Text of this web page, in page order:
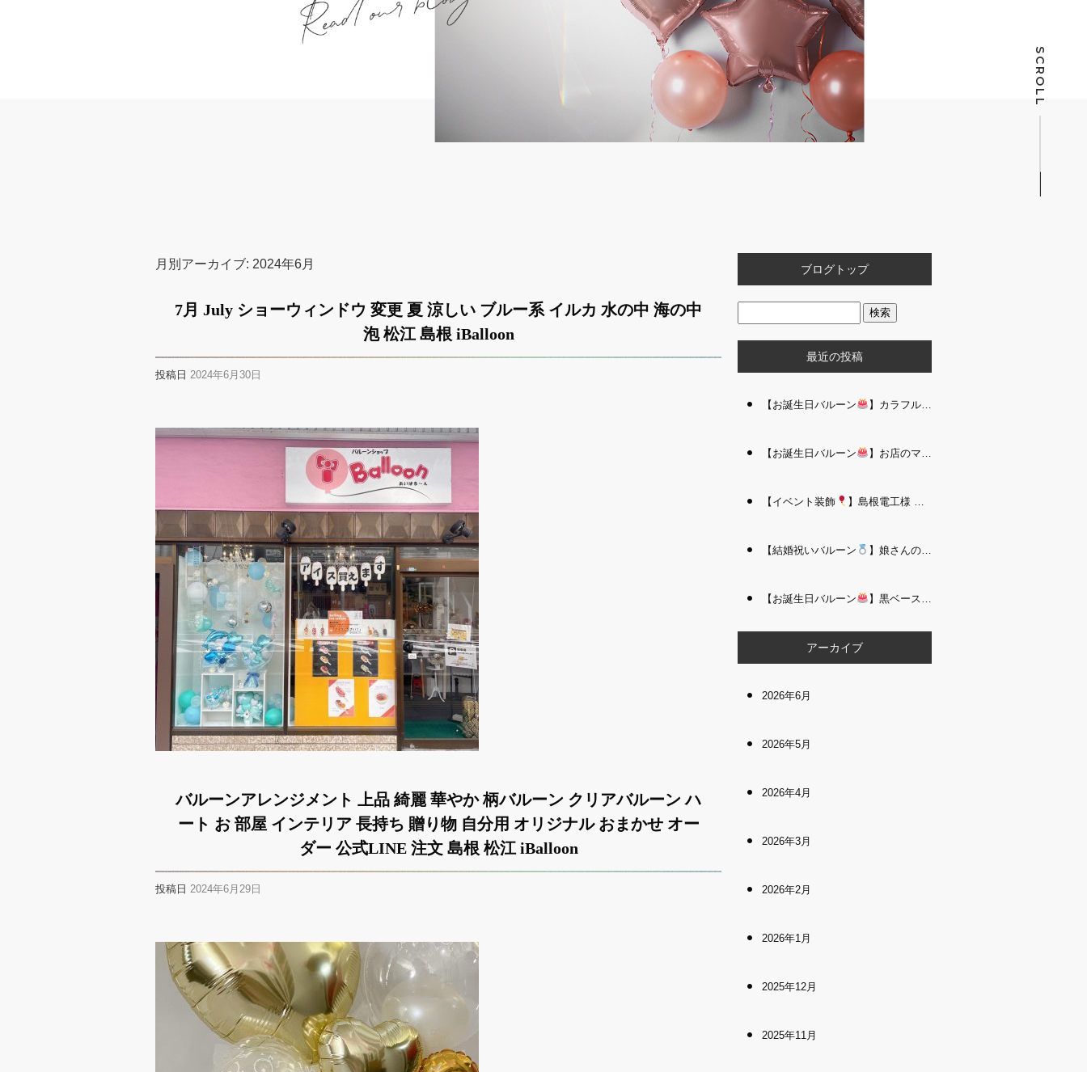
SCROLL
月別アーカイブ: 2024年6月
7月 July ショーウィンドウ 変更 夏 涼しい ブルー系 イルカ 水の中 海の中
泡 松江 島根 iBalloon
投稿日 2024年6月30日
バルーンアレンジメント 上品 綺麗 華やか 柄バルーン クリアバルーン ハ
ート お 部屋 インテリア 長持ち 贈り物 自分用 オリジナル おまかせ オー
ダー 公式LINE 注文 島根 松江 iBalloon
投稿日 2024年6月29日
ブログトップ
最近の投稿
【お誕生日バルーン 】カラフルで存在感たっぷりのバルーンタワー｜松江 i Balloo n
【お誕生日バルーン 】お店のママさんへの華やかなお祝いに｜シャンパン付き豪 華バルーンアレンジメント｜松江 i Balloon
【イベント装飾 】島根電工様 お客様感謝祭｜入口アーチ＆キッズコーナー装飾 を担当しました｜松江 i Balloon
【結婚祝いバルーン 】娘さんのご結婚祝いに｜ウェディングベアとフラワーイン バルーンが華やかなバルーンアレンジメント｜松江 i Balloon
【お誕生日バルーン 】黒ベース×ヒョウ柄がおしゃれ
アーカイブ
2026年6月
2026年5月
2026年4月
2026年3月
2026年2月
2026年1月
2025年12月
2025年11月